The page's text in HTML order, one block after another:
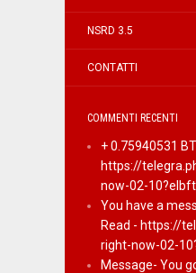
NSRD 3.5
CONTATTI
COMMENTI RECENTI
+ 0.75940531
https://
now-02-10?elbft
You have a
Read - https://
right-now-02-
Message- You